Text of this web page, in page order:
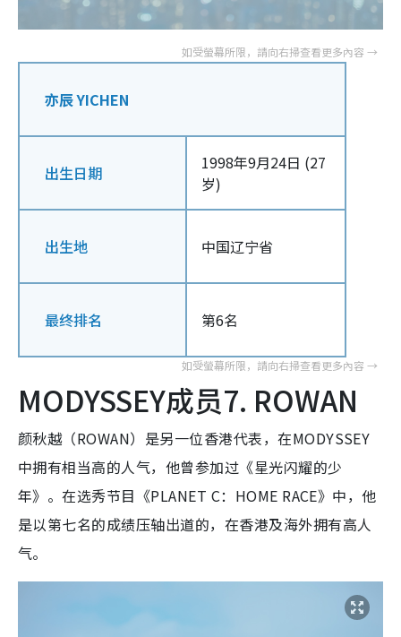
亦辰 YICHEN
出生日期
1998年9月24日 (27
岁)
出生地 中国辽宁省
最终排名 第6名
MODYSSEY成员7. ROWAN
颜秋越（ROWAN）是另一位香港代表，在MODYSSEY
中拥有相当高的人气，他曾参加过《星光闪耀的少
年》。在选秀节目《PLANET C：HOME RACE》中，他
是以第七名的成绩压轴出道的，在香港及海外拥有高人
气。